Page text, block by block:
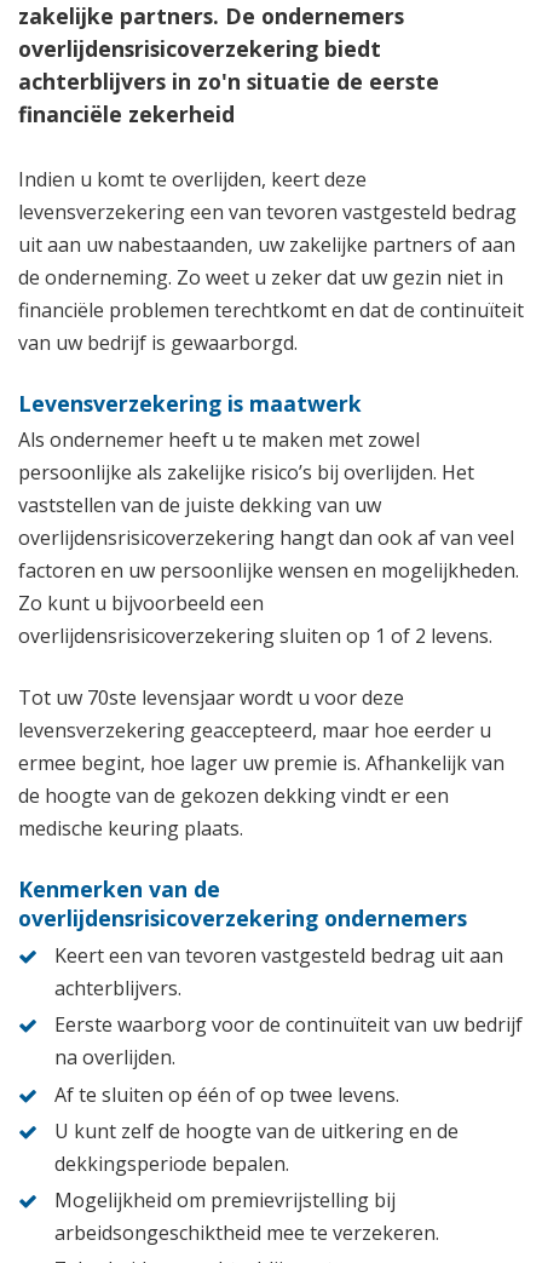
zakelijke partners. De ondernemers
overlijdensrisicoverzekering biedt
achterblijvers in zo'n situatie de eerste
financiële zekerheid
Indien u komt te overlijden, keert deze
levensverzekering een van tevoren vastgesteld bedrag
uit aan uw nabestaanden, uw zakelijke partners of aan
de onderneming. Zo weet u zeker dat uw gezin niet in
financiële problemen terechtkomt en dat de continuïteit
van uw bedrijf is gewaarborgd.
Levensverzekering is maatwerk
Als ondernemer heeft u te maken met zowel
persoonlijke als zakelijke risico’s bij overlijden. Het
vaststellen van de juiste dekking van uw
overlijdensrisicoverzekering hangt dan ook af van veel
factoren en uw persoonlijke wensen en mogelijkheden.
Zo kunt u bijvoorbeeld een
overlijdensrisicoverzekering sluiten op 1 of 2 levens.
Tot uw 70ste levensjaar wordt u voor deze
levensverzekering geaccepteerd, maar hoe eerder u
ermee begint, hoe lager uw premie is. Afhankelijk van
de hoogte van de gekozen dekking vindt er een
medische keuring plaats.
Kenmerken van de
overlijdensrisicoverzekering ondernemers
Keert een van tevoren vastgesteld bedrag uit aan
achterblijvers.
Eerste waarborg voor de continuïteit van uw bedrijf
na overlijden.
Af te sluiten op één of op twee levens.
U kunt zelf de hoogte van de uitkering en de
dekkingsperiode bepalen.
Mogelijkheid om premievrijstelling bij
arbeidsongeschiktheid mee te verzekeren.